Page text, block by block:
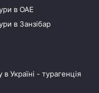
в ОАЕ
в Занзібар
в Україні - турагенція